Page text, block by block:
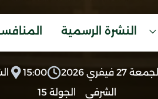
النشرة الرسمية
الجمعة 27 فيفري 2026 15:00
الشرفي
الجولة 15